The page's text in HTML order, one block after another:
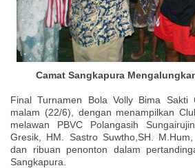
Camat Sangkapura
Final Turnamen Bola Volly Bima
malam (22/6), dengan menampilkan
melawan PBVC Polangasih
Gresik, HM. Sastro Suwtho,SH.
dan ribuan penonton dalam
Sangkapura.